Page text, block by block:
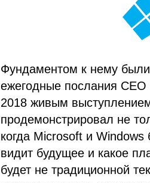
Фундаментом к нему
ежегодные послания
2018 живым
продемонстрировал не
когда Microsoft и
видит будущее и какое
будет не традиционной